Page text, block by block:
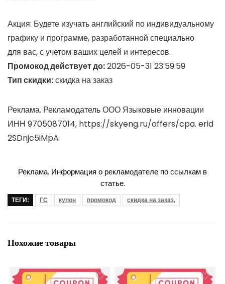
Акция: Будете изучать английский по индивидуальному
графику и программе, разработанной специально
для вас, с учетом ваших целей и интересов.
Промокод действует до:2026-05-31 23:59:59
Тип скидки:скидка на заказ
Реклама. Рекламодатель ООО Языковые инновации
ИНН 9705087014, https://skyeng.ru/offers/cpa. erid
2SDnjc5iMpA
Реклама. Информация о рекламодателе по ссылкам в
статье.
ТЕГИ: ГС купон промокод скидка на заказ,
Похожие товары